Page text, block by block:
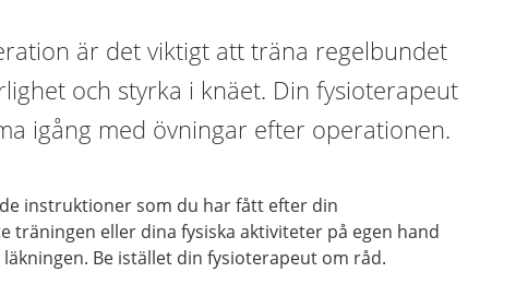
är det viktigt att träna regelbundet
och styrka i knäet. Din fysioterapeut
igång med övningar efter operationen.
instruktioner som du har fått efter din
träningen eller dina fysiska aktiviteter på egen hand
Be istället din fysioterapeut om råd.